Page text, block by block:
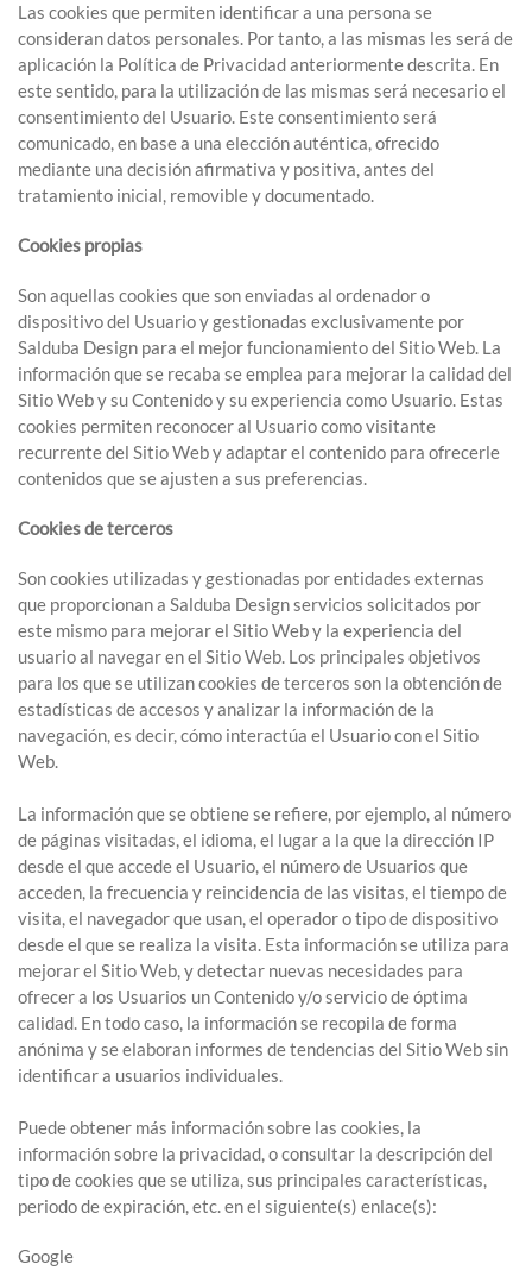
Las cookies que permiten identificar a una persona se
consideran datos personales. Por tanto, a las mismas les será de
aplicación la Política de Privacidad anteriormente descrita. En
este sentido, para la utilización de las mismas será necesario el
consentimiento del Usuario. Este consentimiento será
comunicado, en base a una elección auténtica, ofrecido
mediante una decisión afirmativa y positiva, antes del
tratamiento inicial, removible y documentado.
Cookies propias
Son aquellas cookies que son enviadas al ordenador o
dispositivo del Usuario y gestionadas exclusivamente por
Salduba Design para el mejor funcionamiento del Sitio Web. La
información que se recaba se emplea para mejorar la calidad del
Sitio Web y su Contenido y su experiencia como Usuario. Estas
cookies permiten reconocer al Usuario como visitante
recurrente del Sitio Web y adaptar el contenido para ofrecerle
contenidos que se ajusten a sus preferencias.
Cookies de terceros
Son cookies utilizadas y gestionadas por entidades externas
que proporcionan a Salduba Design servicios solicitados por
este mismo para mejorar el Sitio Web y la experiencia del
usuario al navegar en el Sitio Web. Los principales objetivos
para los que se utilizan cookies de terceros son la obtención de
estadísticas de accesos y analizar la información de la
navegación, es decir, cómo interactúa el Usuario con el Sitio
Web.
La información que se obtiene se refiere, por ejemplo, al número
de páginas visitadas, el idioma, el lugar a la que la dirección IP
desde el que accede el Usuario, el número de Usuarios que
acceden, la frecuencia y reincidencia de las visitas, el tiempo de
visita, el navegador que usan, el operador o tipo de dispositivo
desde el que se realiza la visita. Esta información se utiliza para
mejorar el Sitio Web, y detectar nuevas necesidades para
ofrecer a los Usuarios un Contenido y/o servicio de óptima
calidad. En todo caso, la información se recopila de forma
anónima y se elaboran informes de tendencias del Sitio Web sin
identificar a usuarios individuales.
Puede obtener más información sobre las cookies, la
información sobre la privacidad, o consultar la descripción del
tipo de cookies que se utiliza, sus principales características,
periodo de expiración, etc. en el siguiente(s) enlace(s):
Google